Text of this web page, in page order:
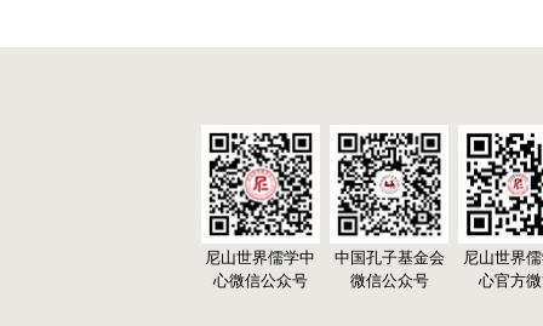
尼山世界儒学中
心微信公众号
中国孔子基金会
微信公众号
尼山世界
心官方